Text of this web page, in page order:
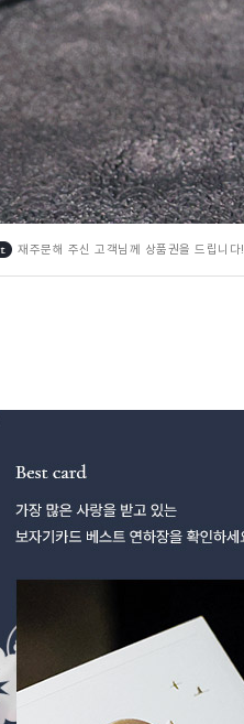
재주문해 주신 고객님께 상품권을 드립니다!